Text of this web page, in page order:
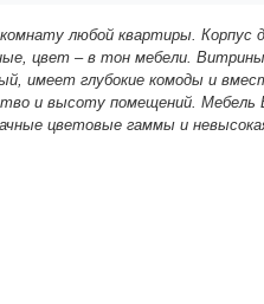
любой квартиры. Корпус
цвет – в тон мебели.
имеет глубокие комоды и
и высоту помещений. Мебель
цветовые гаммы и